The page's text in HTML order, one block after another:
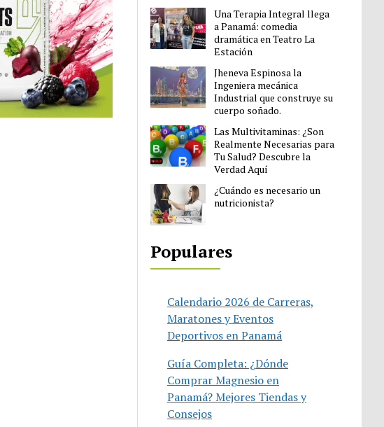
Una Terapia Integral llega
a Panamá: comedia
dramática en Teatro La
Estación
Jheneva Espinosa la
Ingeniera mecánica
Industrial que construye su
cuerpo soñado.
Las Multivitaminas: ¿Son
Realmente Necesarias para
Tu Salud? Descubre la
Verdad Aquí
¿Cuándo es necesario un
nutricionista?
Populares
Calendario 2026 de Carreras,
Maratones y Eventos
Deportivos en Panamá
Guía Completa: ¿Dónde
Comprar Magnesio en
Panamá? Mejores Tiendas y
Consejos